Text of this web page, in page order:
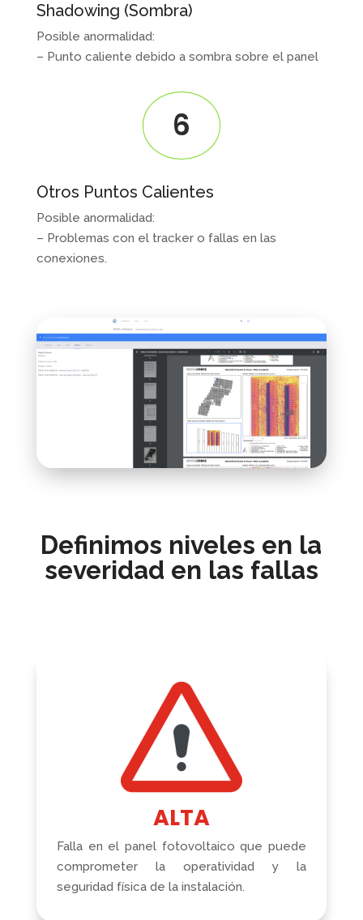
Shadowing (Sombra)
Posible anormalidad:
– Punto caliente debido a sombra sobre el panel
6
Otros Puntos Calientes
Posible anormalidad:
– Problemas con el tracker o fallas en las
conexiones.
Definimos niveles en la
severidad en las fallas
ALTA
Falla en el panel fotovoltaico que puede
comprometer la operatividad y la
seguridad física de la instalación.